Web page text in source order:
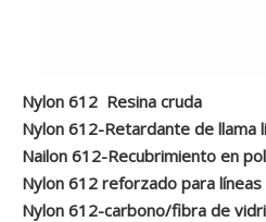
Nylon 612 Resina cruda
Nylon 612-Retardante de llama
Nailon 612-Recubrimiento en
Nylon 612 reforzado para líneas
Nylon 612-carbono/fibra de